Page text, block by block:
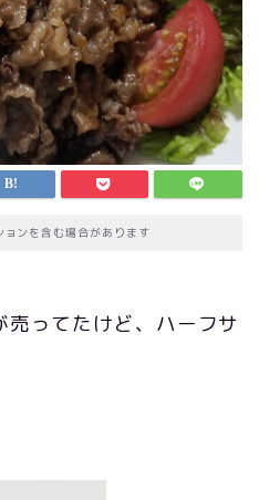
ンを含む場合があります
ってたけど、ハーフサ